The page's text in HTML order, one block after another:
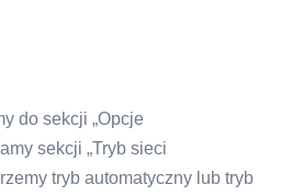
do sekcji „Opcje
sekcji „Tryb sieci
tryb automatyczny lub tryb